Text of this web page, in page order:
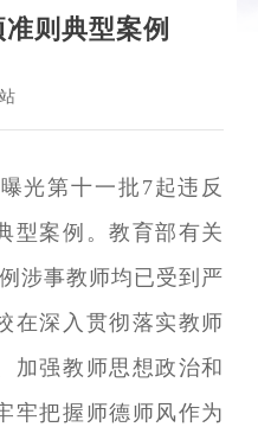
则典型案例
光第十一批7起违反
型案例。教育部有关
涉事教师均已受到严
在深入贯彻落实教师
加强教师思想政治和
牢把握师德师风作为